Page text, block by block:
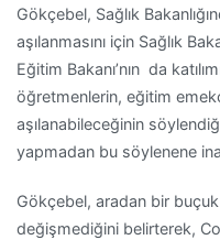
Gökçebel, Sağlık
aşılanmasını için Sağlık
Eğitim Bakanı’nın da
öğretmenlerin, eğitim
aşılanabileceğinin
yapmadan bu söylenene
Gökçebel, aradan bir
değişmediğini belirterek,